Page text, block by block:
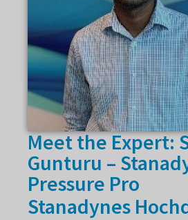
Meet the Expert:
Gunturu –
Pressure Pro
Stanadynes